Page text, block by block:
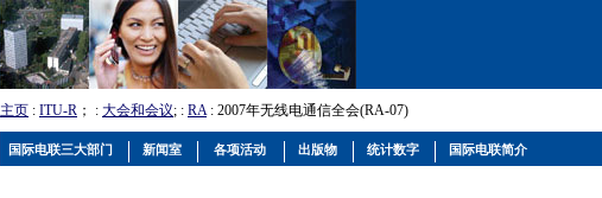
主页 : ITU-R ； : 大会和会议; : RA: 2007年无线电通信全会(RA-07)
国际电联三大部门 新闻室 各项活动 出版物 统计数字 国际电联简介